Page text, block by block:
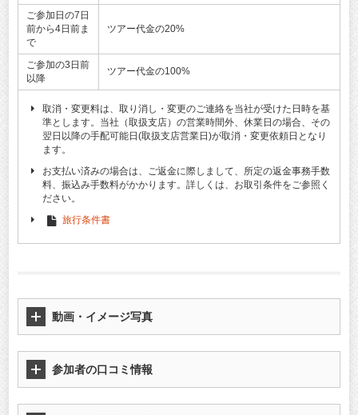
ご参加日の7日
前から4日前ま
で
ツアー代金の20%
ご参加の3日前
以降
ツアー代金の100%
取消・変更料は、取り消し・変更のご連絡を当社が受けた日時を基
準とします。当社（取扱支店）の営業時間外、休業日の場合、その
翌日以降の手配可能日(取扱支店営業日)が取消・変更依頼日となり
ます。
お支払い済みの場合は、ご返金に際しまして、所定の返金事務手数
料、振込み手数料がかかります。詳しくは、お取引条件をご参照く
ださい。
旅行条件書
動画・イメージ写真
参加者の口コミ情報